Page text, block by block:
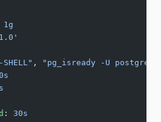
1g
SHELL" , "pg_isready -U postgres"
: 30s